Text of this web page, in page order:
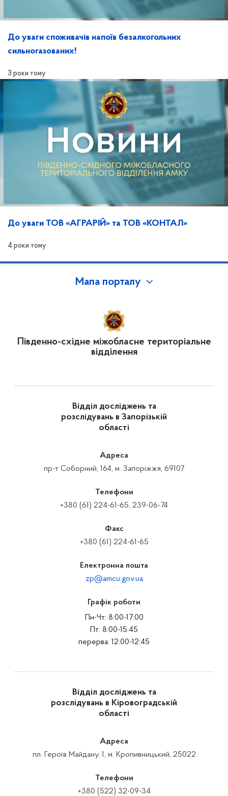
До уваги споживачів напоїв безалкогольних
сильногазованих!
3 роки тому
До уваги ТОВ «АГРАРІЙ» та ТОВ «КОНТАЛ»
4 роки тому
Мапа порталу
Південно-східне міжобласне територіальне
відділення
Відділ досліджень та
розслідувань в Запорізькій
області
Адреса
пр-т Соборний, 164, м. Запоріжжя, 69107
Телефони
+380 (61) 224-61-65, 239-06-74
Факс
+380 (61) 224-61-65
Електронна пошта
zp@amcu.gov.ua
Графік роботи
Пн-Чт: 8:00-17:00
Пт: 8:00-15:45
перерва: 12:00-12:45
Відділ досліджень та
розслідувань в Кіровоградській
області
Адреса
пл. Героїв Майдану, 1, м. Кропивницький, 25022
Телефони
+380 (522) 32-09-34